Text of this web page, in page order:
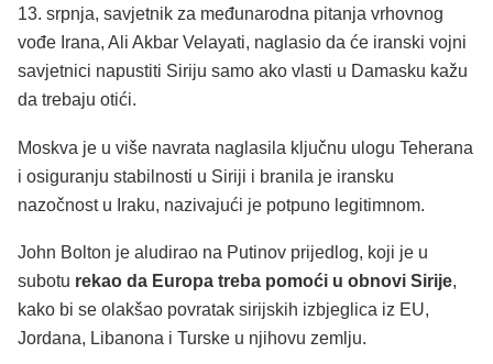
13. srpnja, savjetnik za međunarodna pitanja vrhovnog
vođe Irana, Ali Akbar Velayati, naglasio da će iranski vojni
savjetnici napustiti Siriju samo ako vlasti u Damasku kažu
da trebaju otići.
Moskva je u više navrata naglasila ključnu ulogu Teherana
i osiguranju stabilnosti u Siriji i branila je iransku
nazočnost u Iraku, nazivajući je potpuno legitimnom.
John Bolton je aludirao na Putinov prijedlog, koji je u
subotu rekao da Europa treba pomoći u obnovi Sirije,
kako bi se olakšao povratak sirijskih izbjeglica iz EU,
Jordana, Libanona i Turske u njihovu zemlju.